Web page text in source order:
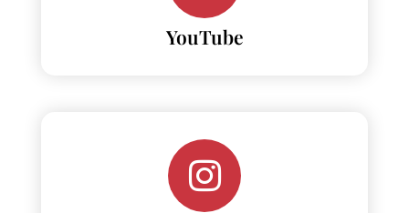
YouTube